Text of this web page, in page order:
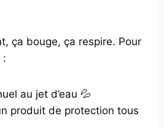
ça bouge, ça respire. Pour
:
au jet d’eau 💦
produit de protection tous